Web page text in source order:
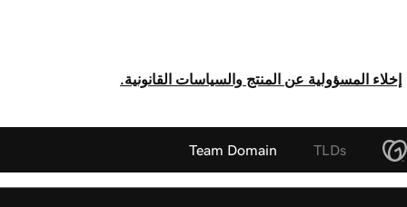
إخلاء المسؤولية عن المنتج والسياسات القانونية.
TLDs
Team Domain